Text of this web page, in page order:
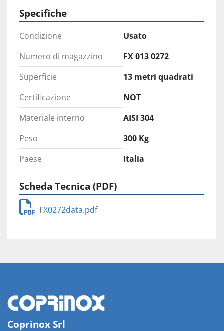
Specifiche
Condizione
Usato
Numero di magazzino
FX 013 0272
Superficie
13 metri quadrati
Certificazione
NOT
Materiale interno
AISI 304
Peso
300 Kg
Paese
Italia
Scheda Tecnica (PDF)
FX0272data.pdf
Coprinox Srl